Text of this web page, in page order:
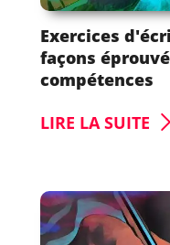
Exercices
façons
compétences
LIRE LA SUITE